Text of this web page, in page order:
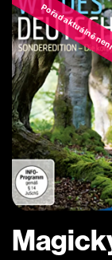
Pořad aktuálně